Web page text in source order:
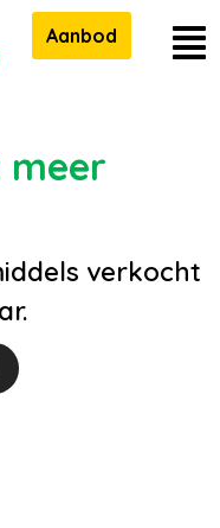
Aanbod
meer
verkocht